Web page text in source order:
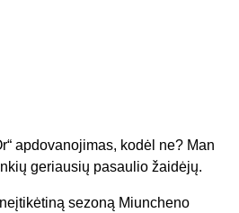
apdovanojimas, kodėl ne? Man
geriausių pasaulio žaidėjų.
sezoną Miuncheno